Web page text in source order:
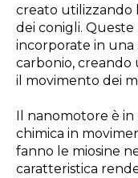
creato utilizzando
dei conigli.
incorporate in
carbonio, creando
il movimento dei
Il nanomotore è
chimica in
fanno le miosine
caratteristica